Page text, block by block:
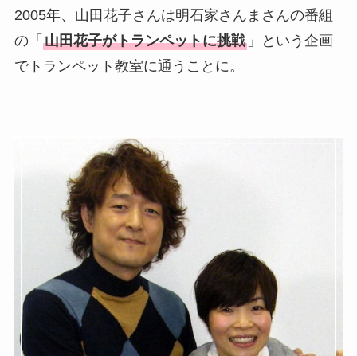
今も生きてる？息子は俳優で
誰かも調査！
高木豊の妻は宮内千早！再婚
2005年、山田花子さんは明石家さんまさんの番組
の「 山田花子がトランペットに挑戦」という企画
でトランペット教室に通うことに。